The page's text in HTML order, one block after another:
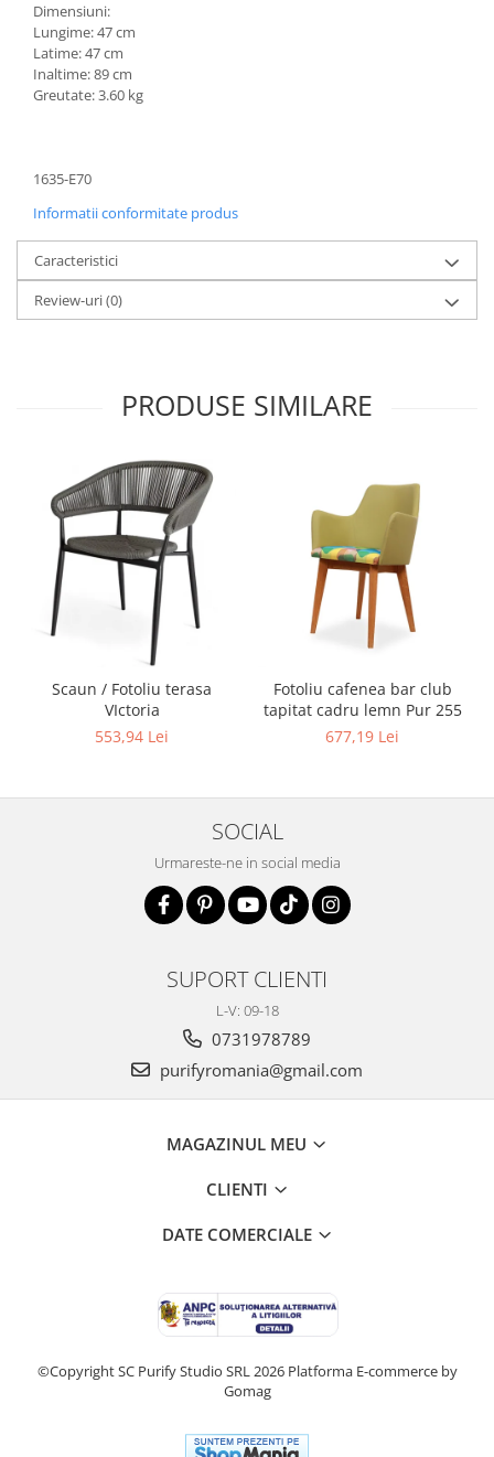
Dimensiuni:
Lungime: 47 cm
Latime: 47 cm
Inaltime: 89 cm
Greutate: 3.60 kg
1635-E70
Informatii conformitate produs
Caracteristici
Review-uri(0)
PRODUSE SIMILARE
Scaun / Fotoliu terasa
VIctoria
553,94 Lei
Fotoliu cafenea bar club
tapitat cadru lemn Pur 255
677,19 Lei
SOCIAL
Urmareste-ne in social media
SUPORT CLIENTI
L-V: 09-18
0731978789
purifyromania@gmail.com
MAGAZINUL MEU
CLIENTI
DATE COMERCIALE
©Copyright SC Purify Studio SRL 2026 Platforma E-commerce by
Gomag